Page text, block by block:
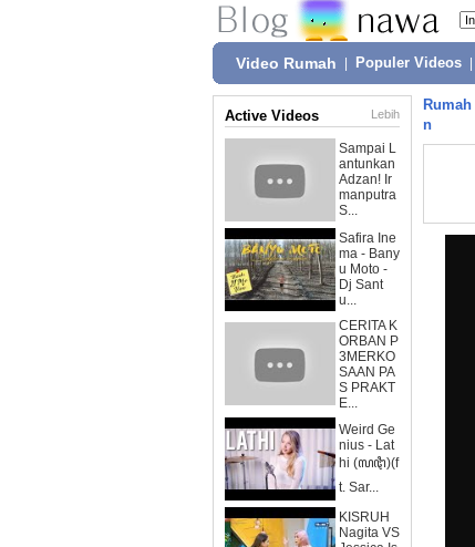
Video Rumah Populer Videos
Active Videos Lebih
Sampai L
antunkan
Adzan! Ir
manputra
S...
Safira Ine
ma - Bany
u Moto -
Dj Sant
u...
CERITA K
ORBAN P
3MERKO
SAAN PA
S PRAKT
E...
Weird Ge
nius - Lat
hi (ꦭꦛꦶ)(f
t. Sar...
KISRUH
Nagita VS
Rumah
n